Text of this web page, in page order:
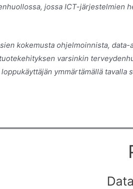
jossa ICT-järjestelmien
kokemusta ohjelmoinnista,
varsinkin
ymmärtämällä tavalla